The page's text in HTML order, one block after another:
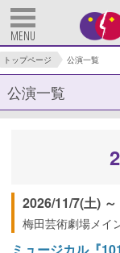
MENU
トップページ 公演一覧
公演一覧
2026/11/7(土)
梅田芸術劇場メイ